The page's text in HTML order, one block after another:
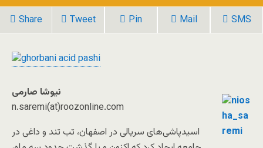
Share Tweet Pin Mail SMS
نیوشا صارمی
n.saremi(at)roozonline.com
اسیدپاشی‌های سریالی در اصفهان، تب تند و داغی در